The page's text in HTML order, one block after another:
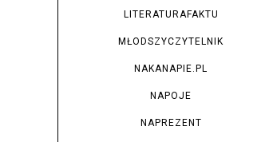
LITERATURAFAKTU
MŁODSZYCZYTELNIK
NAKANAPIE.PL
NAPOJE
NAPREZENT